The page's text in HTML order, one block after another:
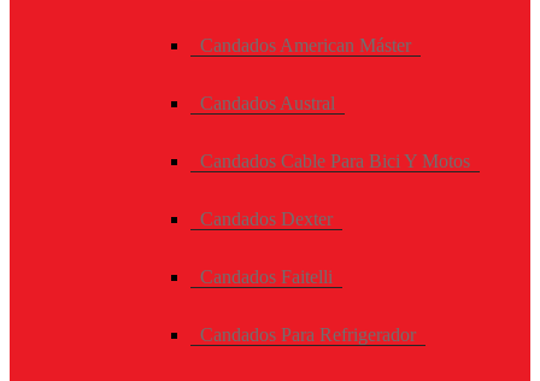
Candados American Máster
Candados Austral
Candados Cable Para Bici Y Motos
Candados Dexter
Candados Faitelli
Candados Para Refrigerador